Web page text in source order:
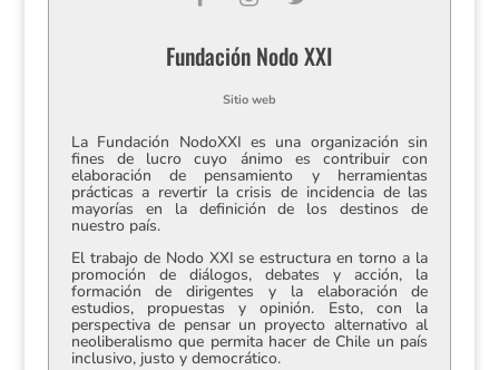
Fundación Nodo XXI
Sitio web
La Fundación NodoXXI es una organización sin
fines de lucro cuyo ánimo es contribuir con
elaboración de pensamiento y herramientas
prácticas a revertir la crisis de incidencia de las
mayorías en la definición de los destinos de
nuestro país.
El trabajo de Nodo XXI se estructura en torno a la
promoción de diálogos, debates y acción, la
formación de dirigentes y la elaboración de
estudios, propuestas y opinión. Esto, con la
perspectiva de pensar un proyecto alternativo al
neoliberalismo que permita hacer de Chile un país
inclusivo, justo y democrático.